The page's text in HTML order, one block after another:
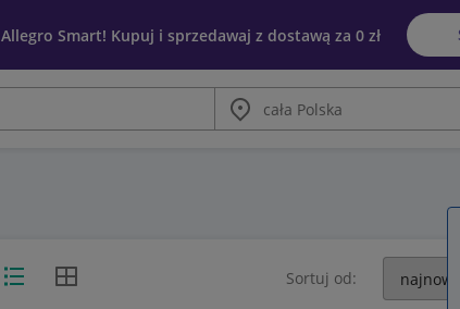
Allegro Smart! Kupuj i sprzedawaj z dostawą za 0 zł
Miasto
Widok listyWidok siatki Sortuj od: